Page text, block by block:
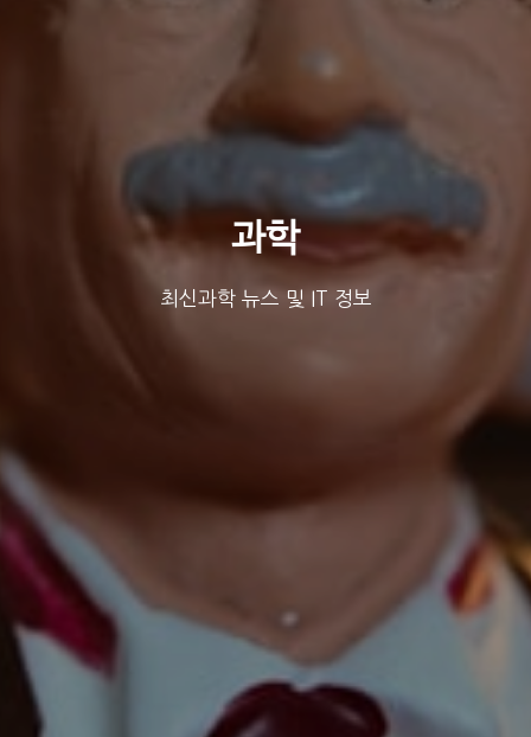
과학
최신과학 뉴스 및 IT 정보